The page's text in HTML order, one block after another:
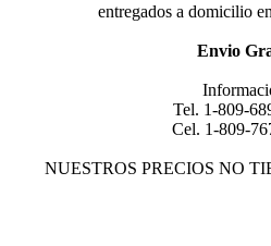
entregados a domicilio
Envio
Tel. 1-809-
Cel. 1-809-
NUESTROS PRECIOS NO